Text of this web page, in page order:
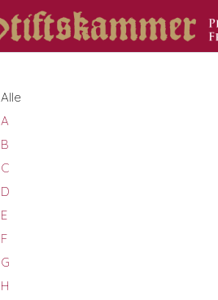
Alle
A
B
C
D
E
F
G
H